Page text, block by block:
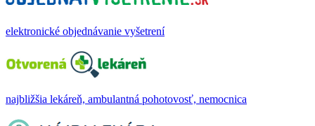
elektronické objednávanie vyšetrení
najbližšia lekáreň, ambulantná pohotovosť, nemocnica